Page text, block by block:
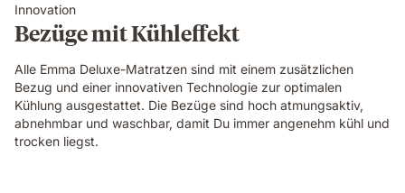
Innovation
Bezüge mit Kühleffekt
Alle Emma Deluxe-Matratzen sind mit einem zusätzlichen
Bezug und einer innovativen Technologie zur optimalen
Kühlung ausgestattet. Die Bezüge sind hoch atmungsaktiv,
abnehmbar und waschbar, damit Du immer angenehm kühl und
trocken liegst.